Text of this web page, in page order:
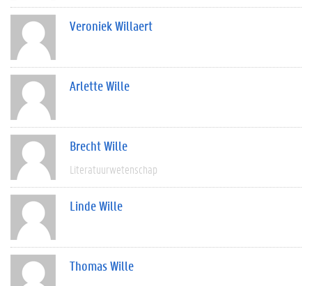
Veroniek Willaert
Arlette Wille
Brecht Wille
Literatuurwetenschap
Linde Wille
Thomas Wille